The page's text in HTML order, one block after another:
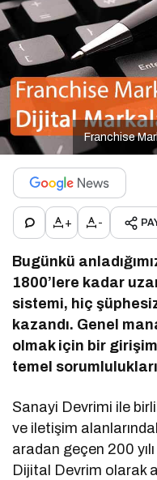
Franchise
+ -
Bugünkü
1800’lere kadar
sistemi, hiç
kazandı. Genel
olmak için bir
temel
Sanayi Devrimi ile
ve iletişim
aradan geçen 200
Dijital Devrim olarak